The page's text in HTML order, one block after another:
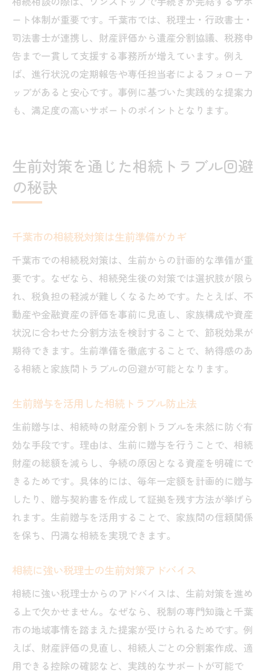
ート体制が重要です。千葉市では、税理士・行政書士・
司法書士が連携し、財産評価から遺産分割協議、税務申
告まで一貫して支援する事務所が増えています。例え
ば、進行状況の定期報告や専任担当者によるフォローア
ップがあると安心です。事例に基づいた実践的な提案力
も、満足度の高いサポートのポイントとなります。
生前対策を通じた相続トラブル回避
の秘訣
千葉市の相続税対策は生前準備がカギ
千葉市での相続税対策は、生前からの計画的な準備が重
要です。なぜなら、相続発生後の対策では選択肢が限ら
れ、税負担の軽減が難しくなるためです。たとえば、不
動産や金融資産の評価を事前に見直し、家族構成や資産
状況に合わせた分割方法を検討することで、節税効果が
期待できます。生前準備を徹底することで、納得感のあ
る相続と家族間トラブルの回避が可能となります。
生前贈与を活用した相続トラブル防止法
生前贈与は、相続時の財産分割トラブルを未然に防ぐ有
効な手段です。理由は、生前に贈与を行うことで、相続
財産の総額を減らし、争続の原因となる資産を明確にで
きるためです。具体的には、毎年一定額を計画的に贈与
したり、贈与契約書を作成して証拠を残す方法が挙げら
れます。生前贈与を活用することで、家族間の信頼関係
を保ち、円満な相続を実現できます。
相続に強い税理士の生前対策アドバイス
相続に強い税理士からのアドバイスは、生前対策を進め
る上で欠かせません。なぜなら、税制の専門知識と千葉
市の地域事情を踏まえた提案が受けられるためです。例
えば、財産評価の見直し、相続人ごとの分割案作成、適
用できる控除の確認など、実践的なサポートが可能で